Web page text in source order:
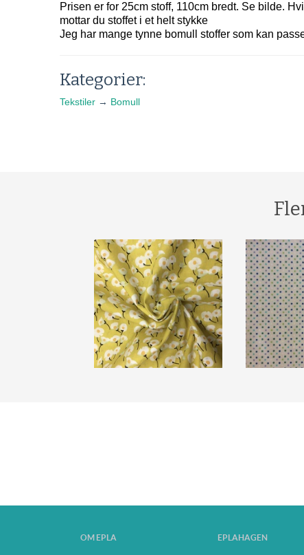
Prisen er for 25cm stoff, 110cm bredt. Se bilde.
mottar du stoffet i et helt stykke
Jeg har mange tynne bomull stoffer som kan
Kategorier:
Tekstiler → Bomull
OM EPLA EPLAHAGEN